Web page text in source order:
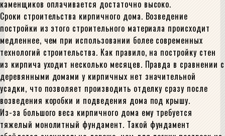
каменщиков оплачивается достаточно высоко.
Сроки строительства кирпичного дома. Возведение
постройки из этого строительного материала происходит
медленнее, чем при использовании более современных
технологий строительства. Как правило, на постройку стен
из кирпича уходит несколько месяцев. Правда в сравнении с
деревянными домами у кирпичных нет значительной
усадки, что позволяет производить отделку сразу после
возведения коробки и подведения дома под крышу.
Из-за большого веса кирпичного дома ему требуется
тяжелый монолитный фундамент. Такой фундамент